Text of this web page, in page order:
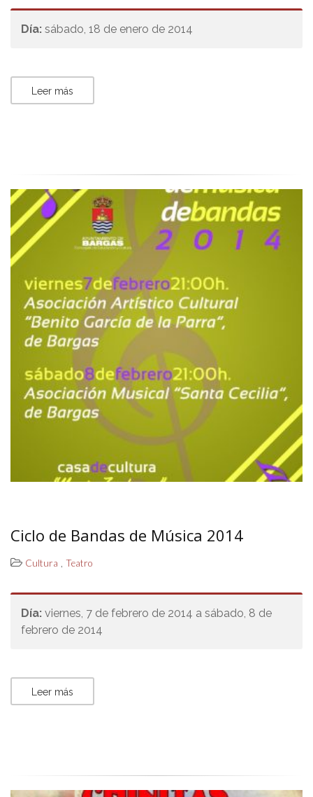
Día: sábado, 18 de enero de 2014
Leer más
Ciclo de Bandas de Música 2014
Cultura , Teatro
Día: viernes, 7 de febrero de 2014 a sábado, 8 de
febrero de 2014
Leer más